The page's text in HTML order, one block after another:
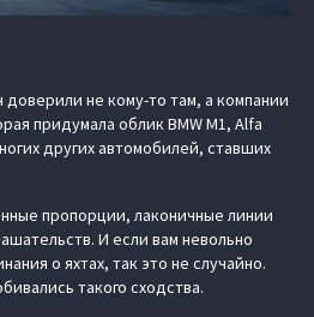
не кому-то там, а компании
придумала облик BMW M1, Alfa
других автомобилей, ставших
пропорции, лаконичные линии
И если вам невольно
о яхтах, так это не случайно.
такого сходства.